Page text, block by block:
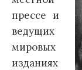
прессе и
ведущих
мировых
изданиях